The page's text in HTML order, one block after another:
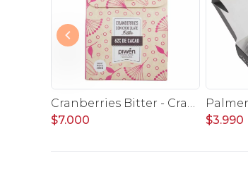
Cranberries Bitter - Cranberries bañados chocolate 62% cacao Piwen
$7.000
$3.990